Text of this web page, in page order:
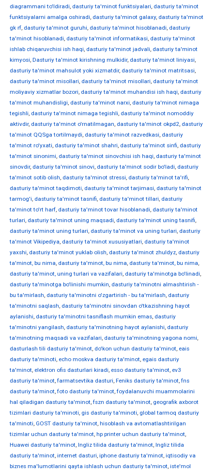
diagrammani to'ldiradi, dasturiy ta'minot funktsiyalari, dasturiy ta'minot
funktsiyalarni amalga oshiradi, dasturiy ta'minot galaxy, dasturiy ta'minot
gk rf, dasturiy ta'minot guruhi, dasturiy ta'minot hisoblanadi, dasturiy
ta'minot hisoblanadi, dasturiy ta'minot informatikasi, dasturiy ta'minot
ishlab chiqaruvchisi ish haqi, dasturiy ta'minot jadvali, dasturiy ta'minot
kimyosi, Dasturiy ta'minot kirishning mulkidir, dasturiy ta'minot liniyasi,
dasturiy ta'minot mahsulot yoki xizmatdir, dasturiy ta'minot matritsasi,
dasturiy ta'minot misollari, dasturiy ta'minot misollari, dasturiy ta'minot
moliyaviy xizmatlar bozori, dasturiy ta'minot muhandisi ish haqi, dasturiy
ta'minot muhandisligi, dasturiy ta'minot narxi, dasturiy ta'minot nimaga
tegishli, dasturiy ta'minot nimaga tegishli, dasturiy ta'minot nomoddiy
aktivdir, dasturiy ta'minot o'rnatilmagan, dasturiy ta'minot okpd2, dasturiy
ta'minot QQSga tortilmaydi, dasturiy ta'minot razvedkasi, dasturiy
ta'minot ro'yxati, dasturiy ta'minot shahri, dasturiy ta'minot sinfi, dasturiy
ta'minot sinonimi, dasturiy ta'minot sinovchisi ish haqi, dasturiy ta'minot
sinovdir, dasturiy ta'minot sinovi, dasturiy ta'minot sodir bo'ladi, dasturiy
ta'minot sotib olish, dasturiy ta'minot stressi, dasturiy ta'minot ta'rifi,
dasturiy ta'minot taqdimoti, dasturiy ta'minot tarjimasi, dasturiy ta'minot
tarmog'i, dasturiy ta'minot tasnifi, dasturiy ta'minot tillari, dasturiy
ta'minot to'rt harf, dasturiy ta'minot tovar hisoblanadi, dasturiy ta'minot
turlari, dasturiy ta'minot uning maqsadi, dasturiy ta'minot uning tasnifi,
dasturiy ta'minot uning turlari, dasturiy ta'minot va uning turlari, dasturiy
ta'minot Vikipediya, dasturiy ta'minot xususiyatlari, dasturiy ta'minot
yaxshi, dasturiy ta'minot yuklab olish, dasturiy ta'minot zhuldyz, dasturiy
ta'minot, bu nima, dasturiy ta'minot, bu nima, dasturiy ta'minot, bu nima,
dasturiy ta'minot, uning turlari va vazifalari, dasturiy ta'minotga bo'linadi,
dasturiy ta'minotga bo'linishi mumkin, dasturiy ta'minotni almashtirish -
bu ta'mirlash, dasturiy ta'minotni o'zgartirish - bu ta'mirlash, dasturiy
ta'minotni saqlash, dasturiy ta'minotni sinovdan o'tkazishning hayot
aylanishi, dasturiy ta'minotni tasniflash mumkin emas, dasturiy
ta'minotni yangilash, dasturiy ta'minotning hayot aylanishi, dasturiy
ta'minotning maqsadi va vazifalari, dasturiy ta'minotning yagona nomi,
dasturlash tili dasturiy ta'minot, do'kon uchun dasturiy ta'minot, eais
dasturiy ta'minoti, echo moskva dasturiy ta'minot, egais dasturiy
ta'minot, elektron ofis dasturlari kiradi, esso dasturiy ta'minot, ev3
dasturiy ta'minot, farmatsevtika dasturi, Feniks dasturiy ta'minot, fns
dasturiy ta'minot, foto dasturiy ta'minot, foydalanuvchi muammolarini
hal qiladigan dasturiy ta'minot, fszn dasturiy ta'minot, geografik axborot
tizimlari dasturiy ta'minoti, gis dasturiy ta'minoti, global tarmoq dasturiy
ta'minoti, GOST dasturiy ta'minot, hisoblash va avtomatlashtirilgan
tizimlar uchun dasturiy ta'minot, hp printer uchun dasturiy ta'minot,
Huawei dasturiy ta'minot, Ingliz tilida dasturiy ta'minot, Ingliz tilida
dasturiy ta'minot, internet dasturi, iphone dasturiy ta'minot, iqtisodiy va
biznes ma'lumotlarini qayta ishlash uchun dasturiy ta'minot, iste'mol